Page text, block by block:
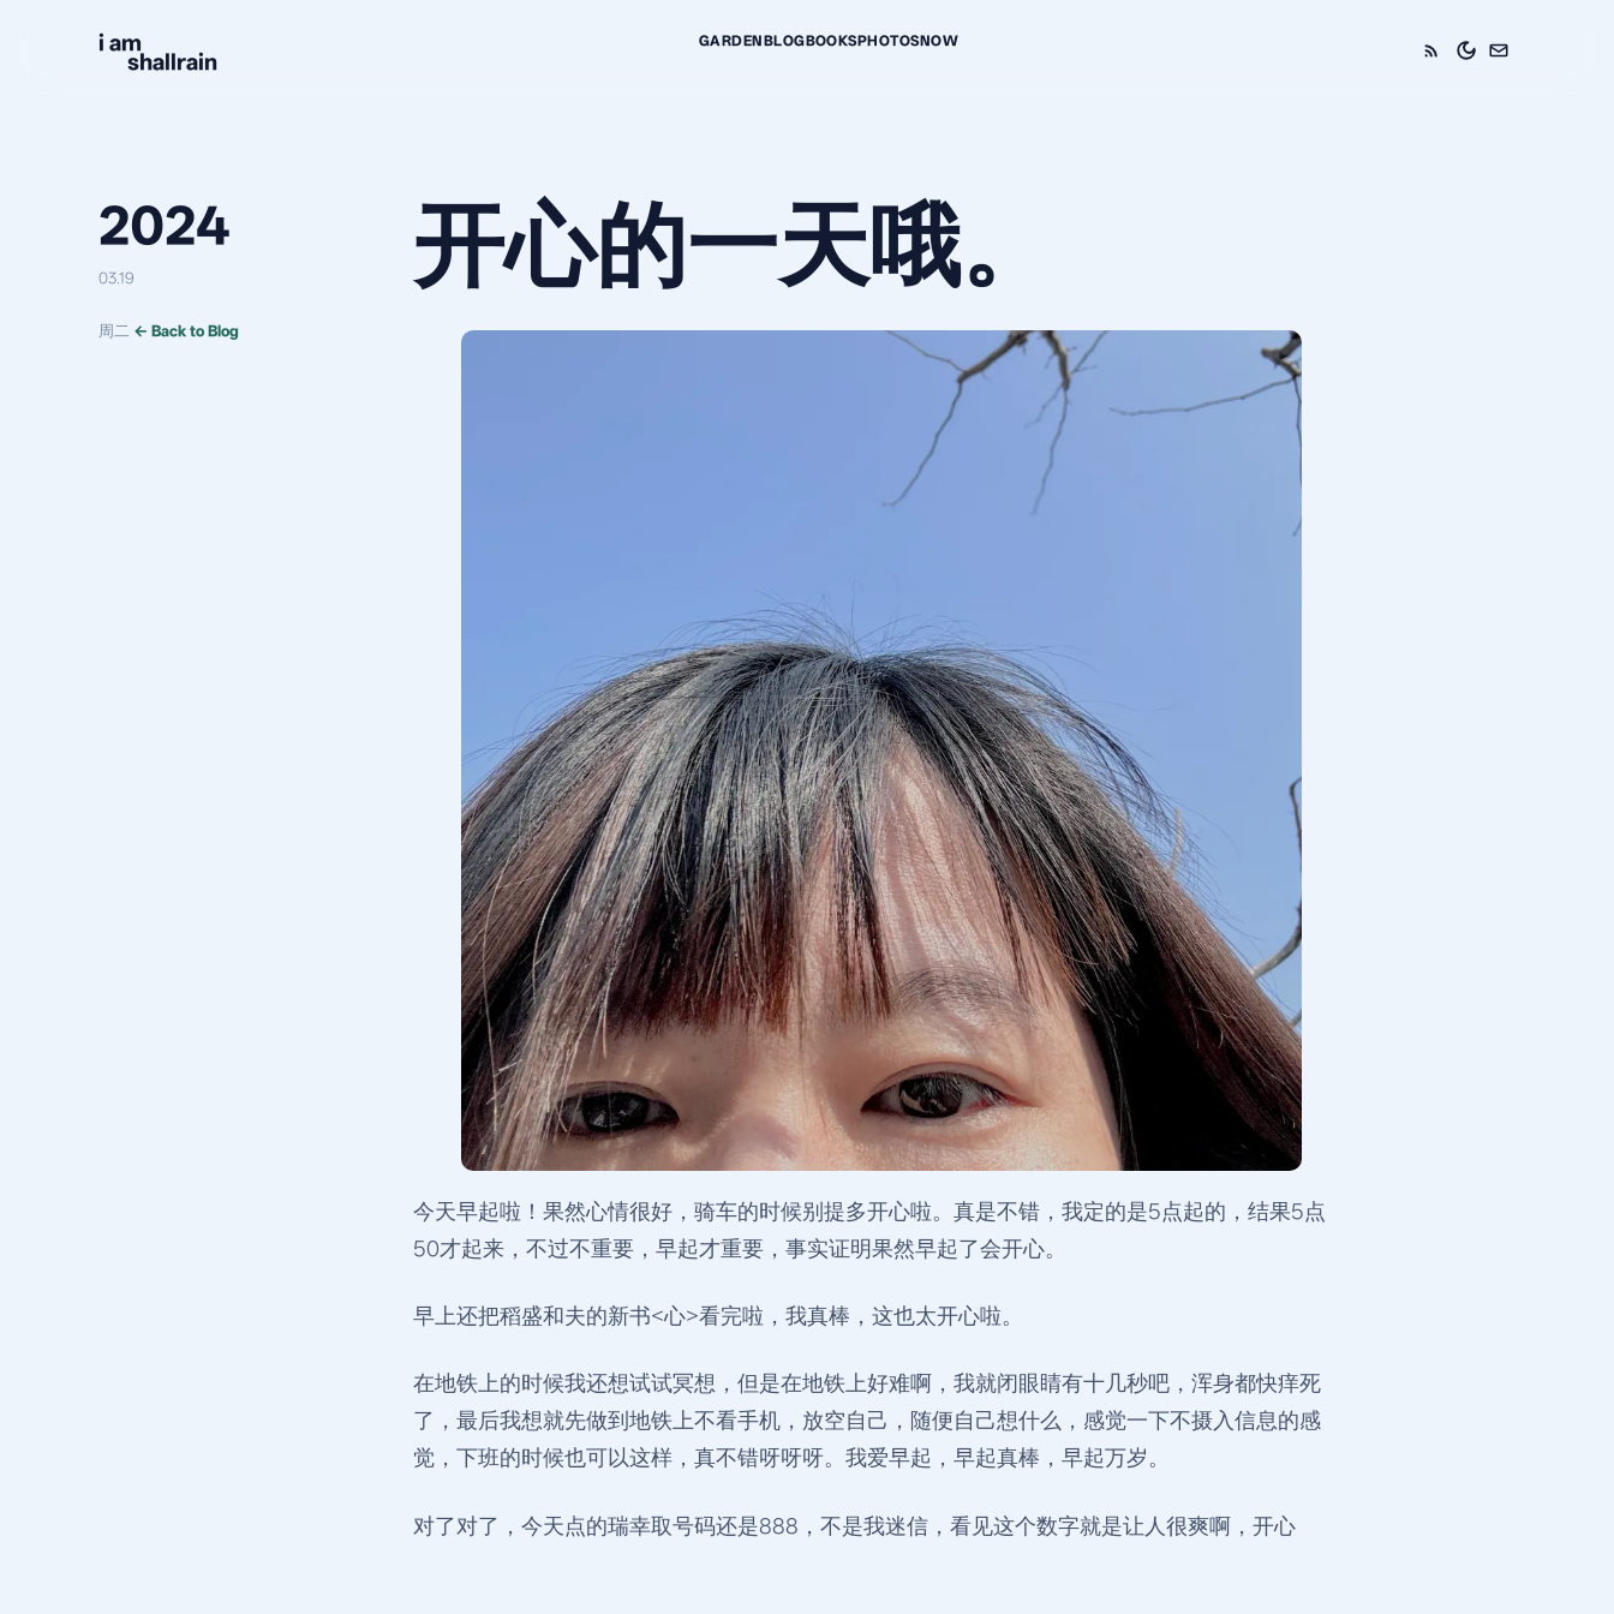
i am
shallrain
GARDENBLOGBOOKSPHOTOSNOW
2024
03.19
周二 ← Back to Blog
开心的一天哦。
今天早起啦！果然心情很好，骑车的时候别提多开心啦。真是不错，我定的是5点起的，结果5点
50才起来，不过不重要，早起才重要，事实证明果然早起了会开心。
早上还把稻盛和夫的新书<心>看完啦，我真棒，这也太开心啦。
在地铁上的时候我还想试试冥想，但是在地铁上好难啊，我就闭眼睛有十几秒吧，浑身都快痒死
了，最后我想就先做到地铁上不看手机，放空自己，随便自己想什么，感觉一下不摄入信息的感
觉，下班的时候也可以这样，真不错呀呀呀。我爱早起，早起真棒，早起万岁。
对了对了，今天点的瑞幸取号码还是888，不是我迷信，看见这个数字就是让人很爽啊，开心